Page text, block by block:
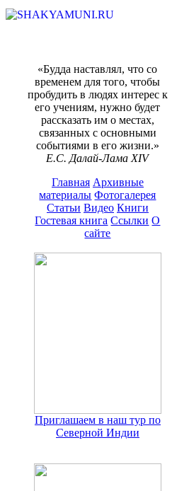
«Будда наставлял, что со
временем для того, чтобы
пробудить в людях интерес к
его учениям, нужно будет
рассказать им о местах,
связанных с основными
событиями в его жизни.»
Е.С. Далай-Лама XIV
Главная Архивные
материалы Фотогалерея
Статьи Видео Книги
Гостевая книга Ссылки О
сайте
Приглашаем в наш тур по
Северной Индии